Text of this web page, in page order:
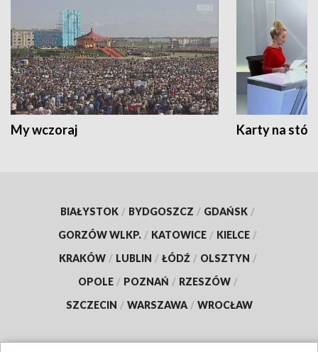
My wczoraj Karty na
BIAŁYSTOK / BYDGOSZCZ / GDAŃSK /
GORZÓW WLKP. / KATOWICE / KIELCE /
KRAKÓW / LUBLIN / ŁÓDŹ / OLSZTYN /
OPOLE / POZNAŃ / RZESZÓW /
SZCZECIN / WARSZAWA / WROCŁAW